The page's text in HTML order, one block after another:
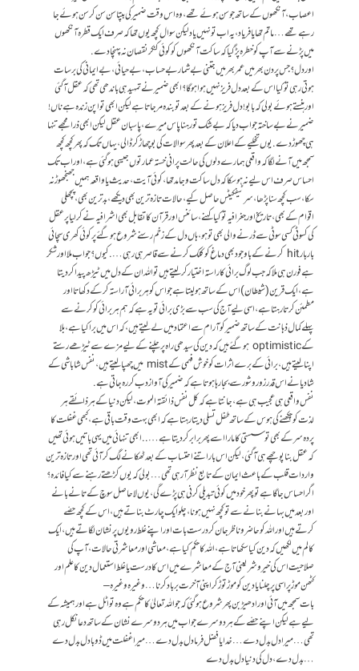
اعصاب، آنکھوں کے ساتھ جو سن ہوئے تھے، وہ اس وقت ضمیر کی بپتا سن سن کر سن ہوئے جا
رہے تھے … ماتم تھا یا فریاد، یہ اب تو نہیں یاد لیکن سوال کچھ یوں تھا کہ صرف ایک قطرہ آنکھوں
میں پڑنے سے آپ کو خطرہ پڑ گیا کہ ساکت آنکھوں کو کوئی کنکر نقصان نہ پہنچا دے.
اور دل؟ جس پر دن بھر میں عمر بھر میں جتنی بےشمار بےحساب، بےحیائی، بےایمانی کی برسات
ہوتی رہی تو کیا اس کے بعد دل فریز نہیں ہوا ہوگا؟ ابھی ضمیر نے تمہید ہی باندھی تھی کہ عقل آ گئی
اور ہنستے ہوئے بولی کہ بابو! دل فریز ہونے کے بعد تو بندہ مر جاتا ہے لیکن ابھی تو اپن زندہ ہے ناں!
ضمیر نے بےساختہ جواب دیا کہ بےشک تو رہنا پاس میرے، پاسبان عقل لیکن ابھی ذرا مجھے تنہا
ہی چھوڑ دے. یوں تخلیے کے اعلان کے بعد پھر سوالات کی بوچھاڑ کر ڈالی، یہاں تک کہ پھر کچھ کچھ
سمجھ میں آنے لگا کہ واقعی ہمارے دلوں کی حالت پرانی خستہ عمارتوں جیسی ہو گئی ہے، اور اب تک
احساس صرف اس لیے نہ ہو سکا کہ دل ساکت و جامد تھا، کوئی آیت، حدیث یا واقعہ ہمیں جھنجھوڑ نہ
سکا، سب کچھ سنا پڑھا، سرٹیفکیٹس حاصل کیے، حالات تازہ ترین بھی دیکھے، بدترین بھی، پچھلی
اقوام کے بھی، تاریخ اور جغرافیہ تو کیا کہنے، سائنس اور قرآن کا تقابل بھی اشرافیہ نے کر لیا پر عقل
کی کسوٹی کسی سوٹی سے ڈرنے والی بھی تو ہو، ہاں دل کے زخم رسنے شروع ہو گئے پر کوئی کھری سچائی
بار بار hit کرنے کے باوجود بھی دماغ کو کلک کرنے سے قاصر ہی رہی ….کیوں؟ جواب ملا اور شکر
ہے فورن ہی ملا کہ جب لوگ برائی کا راستہ اختیار کر لیتے ہیں تو اللہ ان کے دل میں ٹیڑھ پیدا کر دیتا
ہے، ایک قرین (شیطان) اس کے ساتھ ہو لیتا ہے جو اس کو ہر برائی آراستہ کر کے دکھاتا اور
مطمئن کرتا رہتا ہے، اسی لیے آج کی سب سے بڑی برائی تو یہ ہے کہ ہم ہر برائی کو کرنے سے
پہلےکمال ذہانت کے ساتھ ضمیر کو آرام سے اعتماد میں لے لیتے ہیں، کہ اس میں برا کیا ہے، بلا
کے optimistic ہو گئے ہیں کہ دین کی سیدھی راہ پر چلنے کے لیے مزے سے ٹیڑھے رستے
اپنا لیتے ہیں، برائی کے برے اثرات کو خوش فہمی کے mist میں چھپا لیتے ہیں، نفس شاباشی کے
شادیانے اس قدر زور و شور سے بجا رہا ہوتا ہے کہ ضمیر کی آواز دب کر رہ جاتی ہے.
نفس واقعی ہی عجیب ہی ہے، جانتا ہے کہ کل نفس ذائقتہ الموت، لیکن دنیا کے ہر ذائقے ہر
لذت کو چکھنے کی ہوس کے ساتھ طفل تسلی دیتا رہتا ہے کہ ابھی بہت وقت باقی ہے، کبھی غفلت کا
پردہ سرکے بھی تو سستی کا مارا اسے پھر برابر کر دیتا ہے ….. ابھی تنہائی میں یہی باتیں ہوئی تھیں
کہ عقل بنا پوچھے ہی آگئی، لیکن اس بار اتنے احتساب کے بعد ٹھکانے لگ کر آئی تھی اور تازہ ترین
واردات قلب کے باعث ایمان کے تابع نظر آرہی تھی … بولی کہ یوں کڑھتے رہنے سے کیا فائدہ؟
اگر احساس جاگا ہے تو پھر خود میں کوئی تبدیلی کرنی ہی پڑے گی، یوں لاحاصل سوچ کے تانے بانے
اور بعد میں بہانے بنانے سے تو کچھ نہیں ہونا، چلو ایک چارٹ بناتے ہیں، اس کے کچھ حصّے
کرتے ہیں اور اللہ کو حاضر و ناظر جان کر درست بات اور اپنے غلط رویوں پر نشان لگاتے ہیں، ایک
کالم میں لکھیں کہ دین کیا سکھاتا ہے، اللہ کا حکم کیا ہے، معاشی اور معاشرتی حالات، آپ کی
صلاحیت اس کی خیر و شر یعنی آج کے معاشرے میں اس کا درست یا غلط استعمال دین کا علم اور
کٹھن موڑ پر اسی پر چلنا یا دین کو موڑ توڑ کر اپنی آخرت برباد کرنا… وغیرہ وغیرہ –
بات سمجھ میں آئی اور ادھیڑ بن پھر شروع ہو گئی کہ جو اللہ تعالیٰ کا حکم ہے وہ تو اٹل ہے اور ہمیشہ کے
لیے ہے لیکن اپنے حصّے کے ہر دوسرے جواب میں ہر دوسرے نشان کے ساتھ دعا نکل رہی
تھی … میرا دل بدل دے … خدایا فضل فرما دل بدل دے … میرا غفلت میں ڈوبا دل بدل دے
… بدل دے، دل کی دنیا دل بدل دے